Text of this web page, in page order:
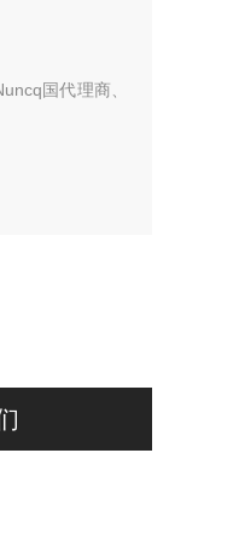
国代理商、